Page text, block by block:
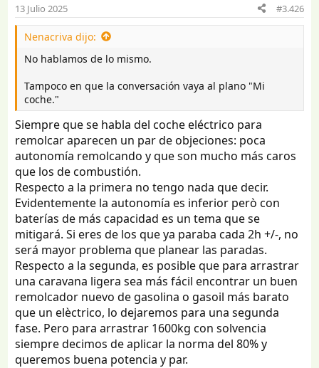
o
r
d
e
t
e
m
a
i
n
i
c
o
13 Julio 2025 #3.426
Nenacriva dijo:
No hablamos de lo mismo.
Tampoco en que la conversación vaya al plano "Mi
coche."
Siempre que se habla del coche eléctrico para
remolcar aparecen un par de objeciones: poca
autonomía remolcando y que son mucho más caros
que los de combustión.
Respecto a la primera no tengo nada que decir.
Evidentemente la autonomía es inferior però con
baterías de más capacidad es un tema que se
mitigará. Si eres de los que ya paraba cada 2h +/-, no
será mayor problema que planear las paradas.
Respecto a la segunda, es posible que para arrastrar
una caravana ligera sea más fácil encontrar un buen
remolcador nuevo de gasolina o gasoil más barato
que un elèctrico, lo dejaremos para una segunda
fase. Pero para arrastrar 1600kg con solvencia
siempre decimos de aplicar la norma del 80% y
queremos buena potencia y par.